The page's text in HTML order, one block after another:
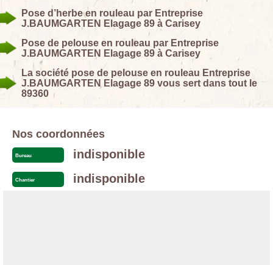
Pose d’herbe en rouleau par Entreprise
J.BAUMGARTEN Elagage 89 à Carisey
Pose de pelouse en rouleau par Entreprise
J.BAUMGARTEN Elagage 89 à Carisey
La société pose de pelouse en rouleau Entreprise
J.BAUMGARTEN Elagage 89 vous sert dans tout le
89360
Nos coordonnées
Bureau indisponible
Chantier indisponible